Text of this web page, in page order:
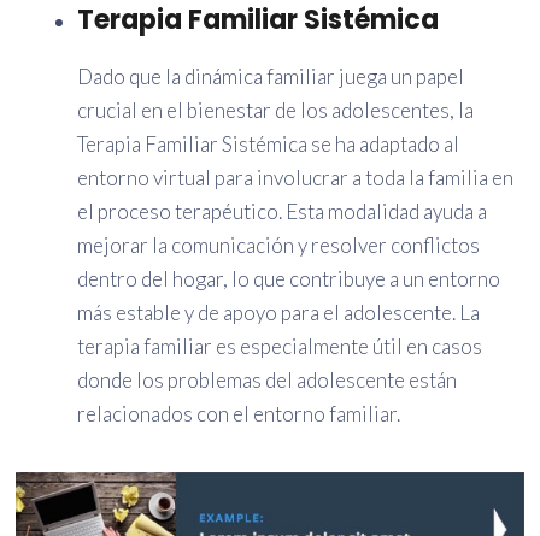
Terapia Familiar Sistémica
Dado que la dinámica familiar juega un papel
crucial en el bienestar de los adolescentes, la
Terapia Familiar Sistémica se ha adaptado al
entorno virtual para involucrar a toda la familia en
el proceso terapéutico. Esta modalidad ayuda a
mejorar la comunicación y resolver conflictos
dentro del hogar, lo que contribuye a un entorno
más estable y de apoyo para el adolescente. La
terapia familiar es especialmente útil en casos
donde los problemas del adolescente están
relacionados con el entorno familiar.